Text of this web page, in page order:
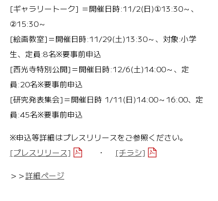
[ギャラリートーク] ＝開催日時:11/2(日)①13:30～、
②15:30～
[絵画教室]＝開催日時:11/29(土)13:30～、対象:小学
生、定員:8名※要事前申込
[西光寺特別公開]＝開催日時:12/6(土)14:00～、定
員:20名※要事前申込
[研究発表集会]＝開催日時 1/11(日)14:00～16:00、定
員:45名※要事前申込
※申込等詳細はプレスリリースをご参照ください。
[プレスリリース]
・ [チラシ]
＞＞詳細ページ